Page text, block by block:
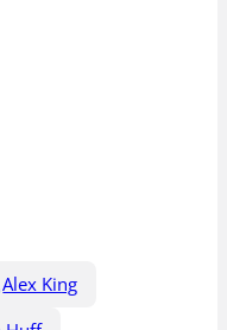
Alex King